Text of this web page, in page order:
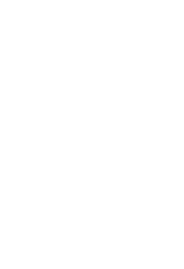
concrétiser
de la
destinée à un
de livres sont les
livres pour
à nous écrire par
pour ce moment de